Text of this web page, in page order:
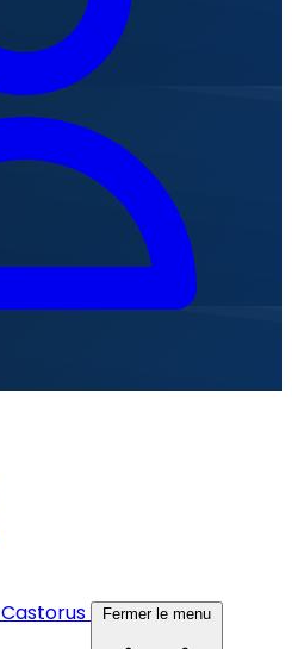
Castorus Fermer le menu